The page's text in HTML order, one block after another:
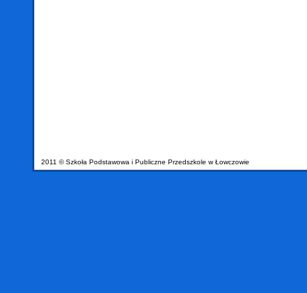
2011 © Szkoła Podstawowa i Publiczne Przedszkole w Łowczowie